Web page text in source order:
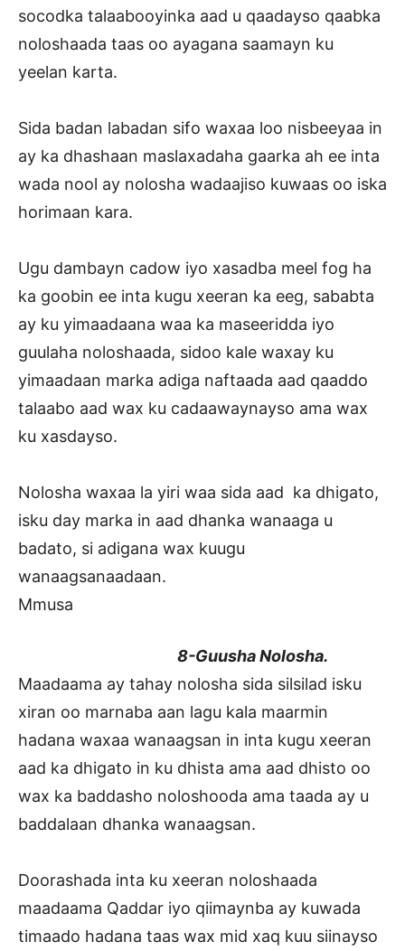
socodka talaabooyinka aad u qaadayso qaabka
noloshaada taas oo ayagana saamayn ku
yeelan karta.
Sida badan labadan sifo waxaa loo nisbeeyaa in
ay ka dhashaan maslaxadaha gaarka ah ee inta
wada nool ay nolosha wadaajiso kuwaas oo iska
horimaan kara.
Ugu dambayn cadow iyo xasadba meel fog ha
ka goobin ee inta kugu xeeran ka eeg, sababta
ay ku yimaadaana waa ka maseeridda iyo
guulaha noloshaada, sidoo kale waxay ku
yimaadaan marka adiga naftaada aad qaaddo
talaabo aad wax ku cadaawaynayso ama wax
ku xasdayso.
Nolosha waxaa la yiri waa sida aad ka dhigato,
isku day marka in aad dhanka wanaaga u
badato, si adigana wax kuugu
wanaagsanaadaan.
Mmusa
8-Guusha Nolosha.
Maadaama ay tahay nolosha sida silsilad isku
xiran oo marnaba aan lagu kala maarmin
hadana waxaa wanaagsan in inta kugu xeeran
aad ka dhigato in ku dhista ama aad dhisto oo
wax ka baddasho noloshooda ama taada ay u
baddalaan dhanka wanaagsan.
Doorashada inta ku xeeran noloshaada
maadaama Qaddar iyo qiimaynba ay kuwada
timaado hadana taas wax mid xaq kuu siinayso